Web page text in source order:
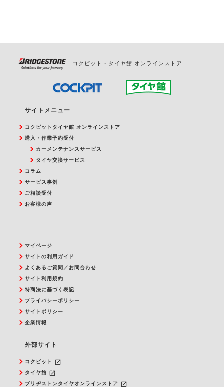
コクピット・タイヤ館 オンラインストア
サイトメニュー
コクピットタイヤ館 オンラインストア
購入・作業予約受付
カーメンテナンスサービス
タイヤ交換サービス
コラム
サービス事例
ご相談受付
お客様の声
マイページ
サイトの利用ガイド
よくあるご質問／お問合わせ
サイト利用規約
特商法に基づく表記
プライバシーポリシー
サイトポリシー
企業情報
外部サイト
コクピット launch
タイヤ館 launch
ブリヂストンタイヤオンラインストア launch